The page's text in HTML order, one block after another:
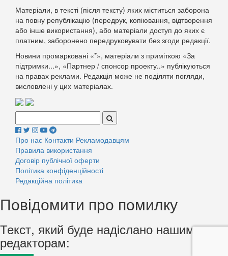
Матеріали, в тексті (після тексту) яких міститься заборона
на повну републікацію (передрук, копіювання, відтворення
або інше використання), або матеріали доступ до яких є
платним, заборонено передруковувати без згоди редакції.
Новини промарковані «*», матеріали з приміткою «За
підтримки...», «Партнер / спонсор проекту..» публікуються
на правах реклами. Редакція може не поділяти погляди,
висловлені у цих матеріалах.
Про нас Контакти Рекламодавцям
Правила використання
Договір публічної оферти
Політика конфіденційності
Редакційна політика
Повідомити про помилку
Текст, який буде надіслано нашим
редакторам: